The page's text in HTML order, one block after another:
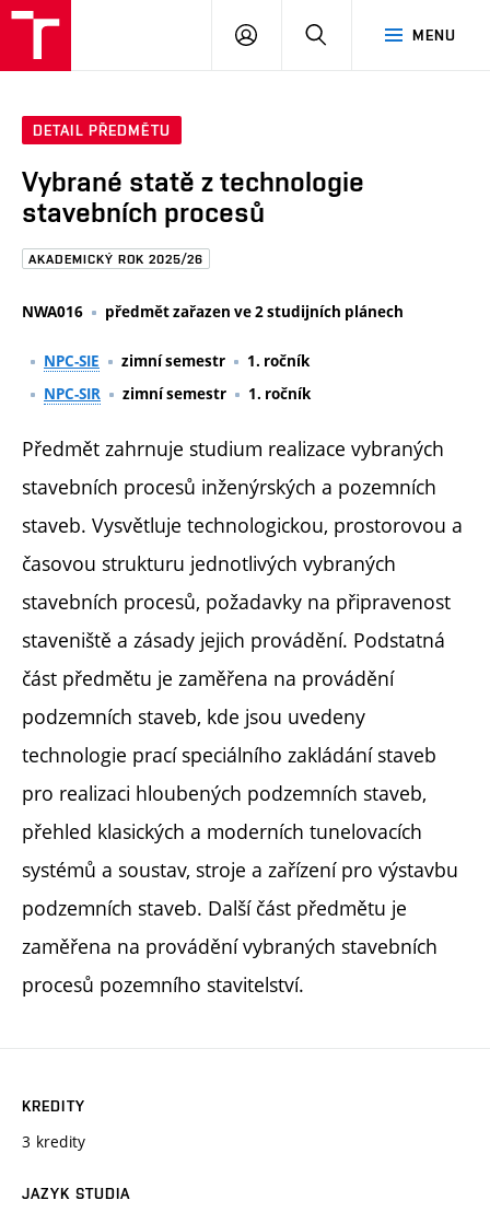
Brno
MENU
PŘIHLÁSIT
DETAIL PŘEDMĚTU
Vybrané statě z technologie
stavebních procesů
AKADEMICKÝ ROK 2025/26
NWA016 předmět zařazen ve 2 studijních plánech
NPC-SIE zimní semestr
1. ročník
NPC-SIR
zimní semestr 1. ročník
Předmět zahrnuje studium realizace vybraných
stavebních procesů inženýrských a pozemních
staveb. Vysvětluje technologickou, prostorovou a
časovou strukturu jednotlivých vybraných
stavebních procesů, požadavky na připravenost
staveniště a zásady jejich provádění. Podstatná
část předmětu je zaměřena na provádění
podzemních staveb, kde jsou uvedeny
technologie prací speciálního zakládání staveb
pro realizaci hloubených podzemních staveb,
přehled klasických a moderních tunelovacích
systémů a soustav, stroje a zařízení pro výstavbu
podzemních staveb. Další část předmětu je
zaměřena na provádění vybraných stavebních
procesů pozemního stavitelství.
KREDITY
3 kredity
JAZYK STUDIA